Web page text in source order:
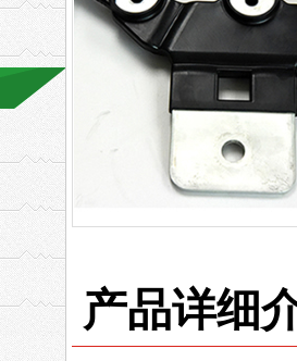
产品详细